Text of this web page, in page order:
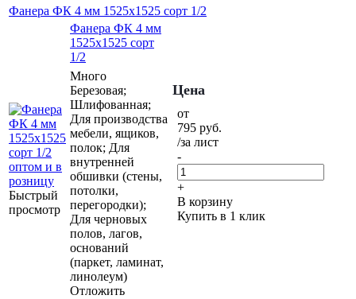
Фанера ФК 4 мм 1525х1525 сорт 1/2
Быстрый
просмотр
Фанера ФК 4 мм
1525х1525 сорт
1/2
Много
Березовая;
Шлифованная;
Для производства
мебели, ящиков,
полок; Для
внутренней
обшивки (стены,
потолки,
перегородки);
Для черновых
полов, лагов,
оснований
(паркет, ламинат,
линолеум)
Отложить
Цена
от
795 руб.
/за лист
-
+
В корзину
Купить в 1 клик